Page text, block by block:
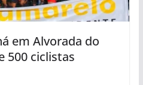
em Alvorada do
500 ciclistas